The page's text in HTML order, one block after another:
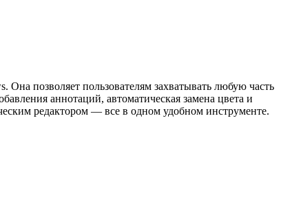
позволяет пользователям захватывать любую часть
аннотаций, автоматическая замена цвета и
редактором — все в одном удобном инструменте.